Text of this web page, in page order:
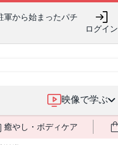
から始まったパチ
ログイン
映像で学ぶ
癒やし・ボディケア